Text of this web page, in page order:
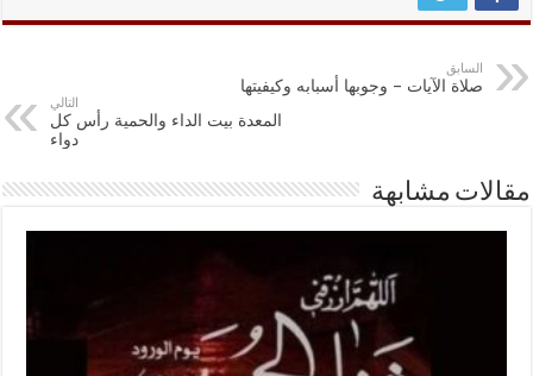
السابق
صلاة الآيات – وجوبها أسبابه وكيفيتها
التالي
المعدة بيت الداء والحمية رأس كل
دواء
مقالات مشابهة